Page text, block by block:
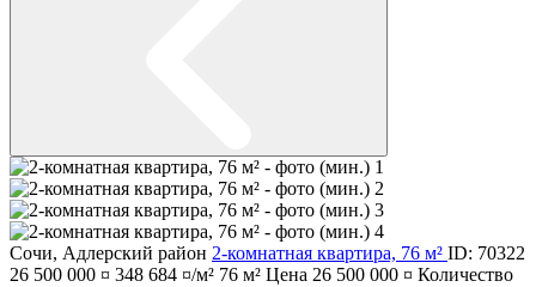
Сочи, Адлерский район 2-комнатная квартира, 76 м² ID: 70322
26 500 000 ¤ 348 684 ¤/м² 76 м² Цена 26 500 000 ¤ Количество